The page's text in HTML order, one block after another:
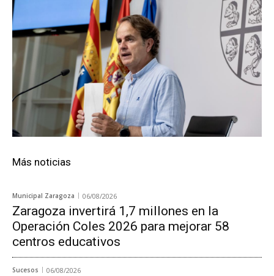
Más noticias
Municipal Zaragoza 06/08/2026
Zaragoza invertirá 1,7 millones en la
Operación Coles 2026 para mejorar 58
centros educativos
Sucesos 06/08/2026